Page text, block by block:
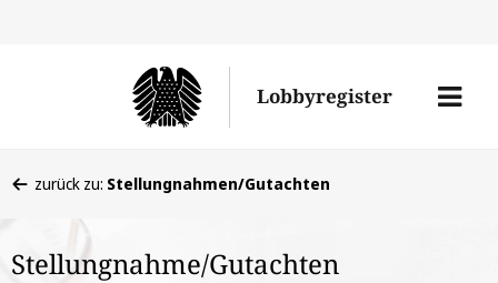
Lobbyregister
Menü
befinden
hier:
zurück zu: Stellungnahmen/Gutachten
Stellungnahme/Gutachten